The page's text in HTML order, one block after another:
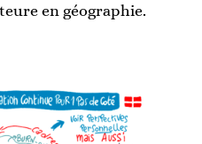
en géographie.